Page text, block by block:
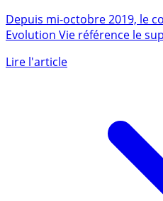
de compte en faveur de la
disponible
Evolution Vie référence le